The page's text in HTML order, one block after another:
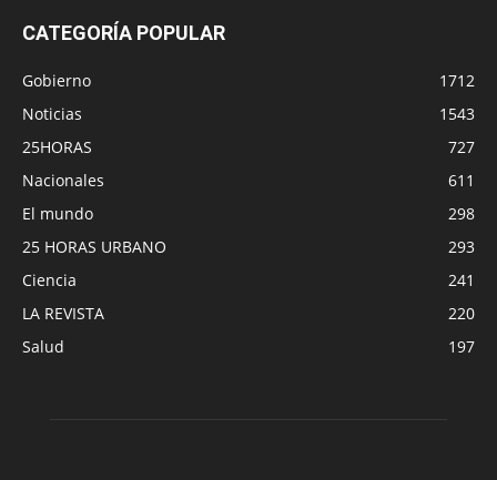
CATEGORÍA POPULAR
Gobierno
1712
Noticias
1543
25HORAS
727
Nacionales
611
El mundo
298
25 HORAS URBANO
293
Ciencia
241
LA REVISTA
220
Salud
197